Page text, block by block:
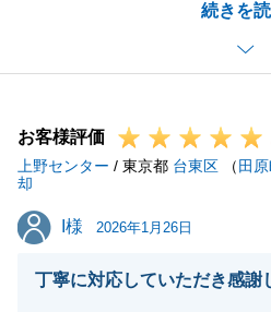
続きを
M様からのお褒めのお言葉を
ます。
るお仕事と感じておりますの
お役に立てることがございま
けください。
お客様評価
上野センター / 東京都 台東区 （ 田
却
I様
I様 2026年1月26日
丁寧に対応していただき感謝